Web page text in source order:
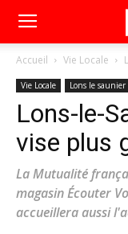
Accueil Vie Locale
Vie Locale Lons le saunier
Lons-le-
vise plus
La Mutualité
magasin Écouter
accueillera aussi